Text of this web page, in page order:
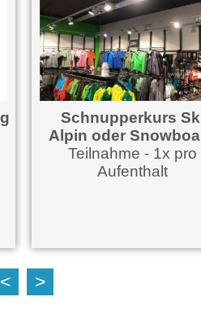
Schnupperkurs Ski
Alpin oder Snowboard
Teilnahme - 1x pro
Aufenthalt
< >